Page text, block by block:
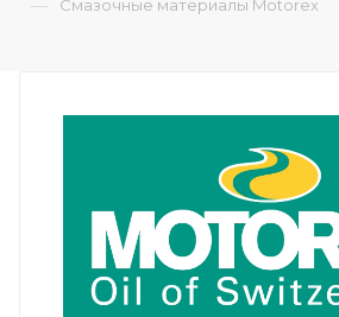
— Смазочные материалы Motorex